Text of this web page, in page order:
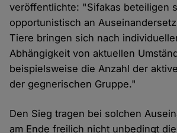
veröffentlichte: "Sifakas beteiligen
opportunistisch an
Tiere bringen sich nach
Abhängigkeit von aktuellen
beispielsweise die Anzahl der
der gegnerischen Gruppe."
Den Sieg tragen bei solchen
am Ende freilich nicht unbedingt